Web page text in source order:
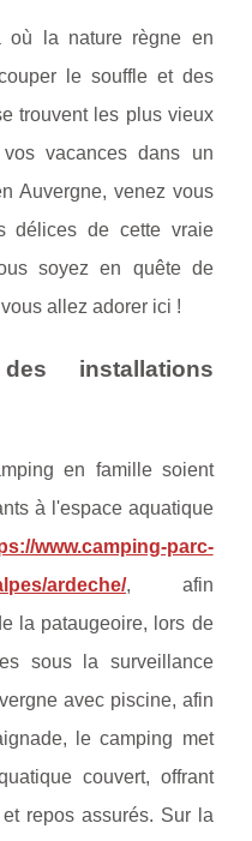
où la nature règne en
le souffle et des
trouvent les plus vieux
vacances dans un
Auvergne, venez vous
délices de cette vraie
soyez en quête de
allez adorer ici !
installations
en famille soient
à l'espace aquatique
www.camping-parc-
ardeche/, afin
la pataugeoire, lors de
sous la surveillance
avec piscine, afin
le camping met
couvert, offrant
repos assurés. Sur la